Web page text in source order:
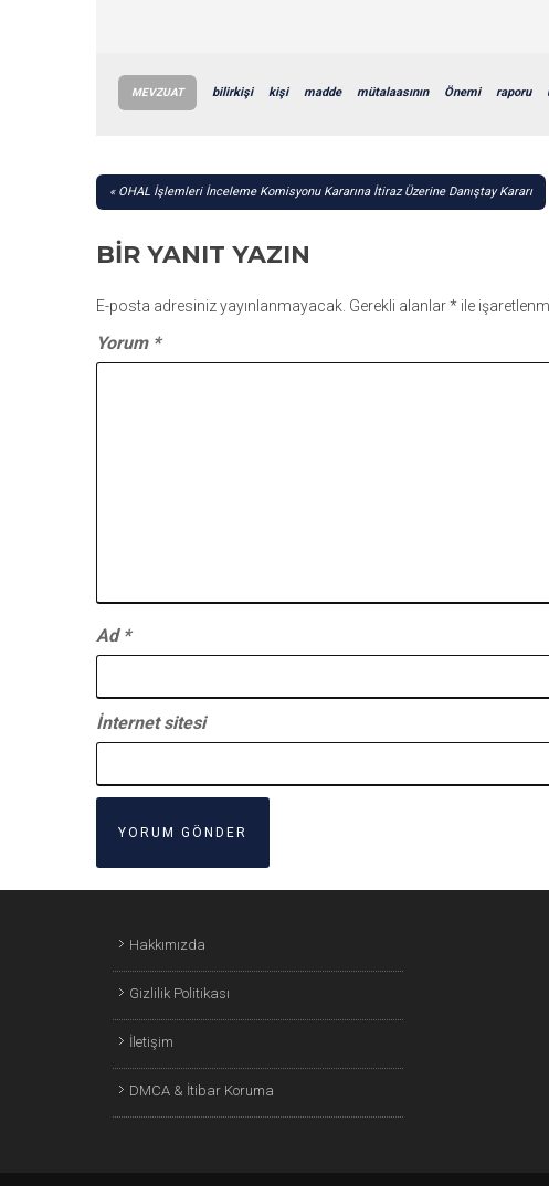
MEVZUAT bilirkişi kişi madde mütalaasının Önemi raporu
YAZI
OHAL İşlemleri İnceleme Komisyonu Kararına İtiraz Üzerine Danıştay Kararı
BIR YANIT YAZIN
E-posta adresiniz yayınlanmayacak. Gerekli alanlar* ile
Yorum *
Ad *
İnternet sitesi
Hakkımızda
Gizlilik Politikası
İletişim
DMCA & İtibar Koruma